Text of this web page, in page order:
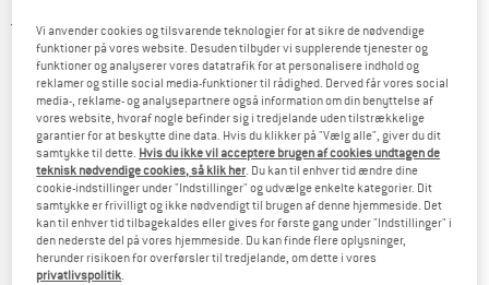
5,0(1)
Vi anvender cookies og tilsvarende teknologier for at sikre de nødvendige
funktioner på vores website. Desuden tilbyder vi supplerende tjenester og
funktioner og analyserer vores datatrafik for at personalisere indhold og
reklamer og stille social media-funktioner til rådighed. Derved får vores social
media-, reklame- og analysepartnere også information om din benyttelse af
vores website, hvoraf nogle befinder sig i tredjelande uden tilstrækkelige
garantier for at beskytte dine data. Hvis du klikker på "Vælg alle", giver du dit
samtykke til dette. Hvis du ikke vil acceptere brugen af cookies undtagen de
teknisk nødvendige cookies, så klik her. Du kan til enhver tid ændre dine
cookie-indstillinger under "Indstillinger" og udvælge enkelte kategorier. Dit
samtykke er frivilligt og ikke nødvendigt til brugen af denne hjemmeside. Det
kan til enhver tid tilbagekaldes eller gives for første gang under "Indstillinger" i
den nederste del på vores hjemmeside. Du kan finde flere oplysninger,
herunder risikoen for overførsler til tredjelande, om dette i vores
privatlivspolitik.